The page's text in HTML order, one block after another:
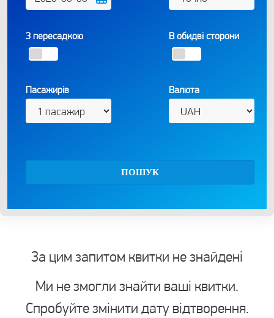
З пересадкою В обидві сторони
Пасажирів Валюта
ПОШУК
За цим запитом квитки не знайдені
Ми не змогли знайти ваші квитки.
Спробуйте змінити дату відтворення.